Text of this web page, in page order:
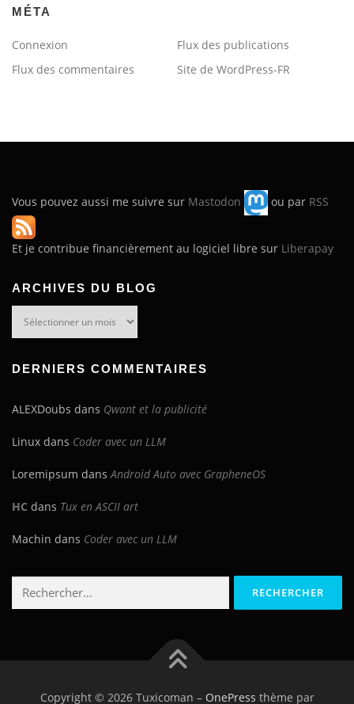
MÉTA
Connexion
Flux des publications
Flux des commentaires
Site de WordPress-FR
Vous pouvez aussi me suivre sur Mastodon ou par RSS
Et je contribue financièrement au logiciel libre sur Liberapay
ARCHIVES DU BLOG
DERNIERS COMMENTAIRES
ALEXDoubs dans Qwant et la publicité
Linux dans Coder avec un LLM
Loremipsum dansAndroid Auto avec GrapheneOS
HC dans Tux en ASCII art
Machin dans Coder avec un LLM
Rechercher :
Copyright © 2026 Tuxicoman – OnePress thème par